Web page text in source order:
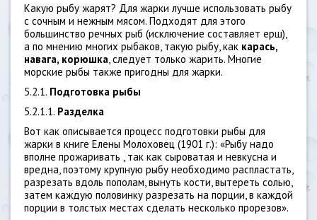
Какую рыбу жарят? Для жарки лучше использовать рыбу
с сочным и нежным мясом. Подходят для этого
большинство речных рыб (исключение составляет ерш),
а по мнению многих рыбаков, такую рыбу, как карась,
навага, корюшка, следует только жарить. Многие
морские рыбы также пригодны для жарки.
5.2.1. Подготовка рыбы
5.2.1.1. Разделка
Вот как описывается процесс подготовки рыбы для
жарки в книге Елены Молоховец (1901 г.): «Рыбу надо
вполне прожаривать , так как сыроватая и невкусна и
вредна, поэтому крупную рыбу необходимо распластать,
разрезать вдоль пополам, вынуть кости, вытереть солью,
затем каждую половинку разрезать на порции, в каждой
порции в толстых местах сделать несколько прорезов».